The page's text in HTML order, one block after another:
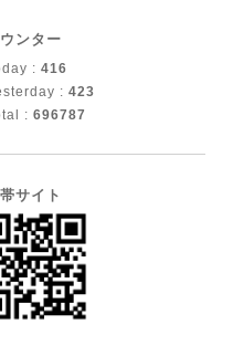
ンター
: 416
: 423
: 696787
サイト